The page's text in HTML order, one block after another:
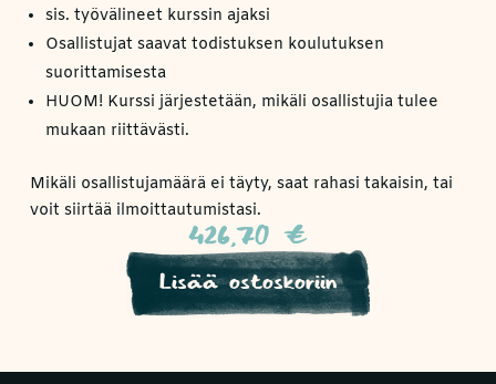
sis. työvälineet kurssin ajaksi
Osallistujat saavat todistuksen koulutuksen
suorittamisesta
HUOM! Kurssi järjestetään, mikäli osallistujia tulee
mukaan riittävästi.
Mikäli osallistujamäärä ei täyty, saat rahasi takaisin, tai
voit siirtää ilmoittautumistasi.
426,70 €
Lisää ostoskoriin